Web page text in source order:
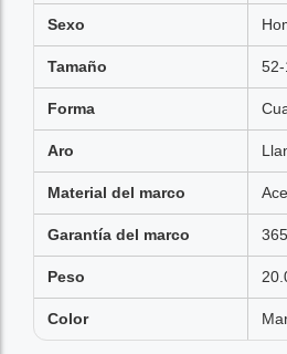
Sexo
Tamaño 52-
Forma
Aro
Material del marco
Garantía del marco
Peso
Color